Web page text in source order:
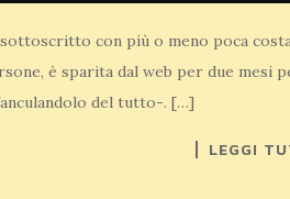
con più o meno poca
è sparita dal web per due
del tutto-. […]
LEGGI